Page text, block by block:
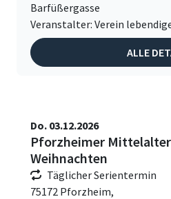
Barfüßergasse
Veranstalter: Verein
ALLE
Do. 03.12.2026
Pforzheimer
Weihnachten
Täglicher Serientermin
75172 Pforzheim,